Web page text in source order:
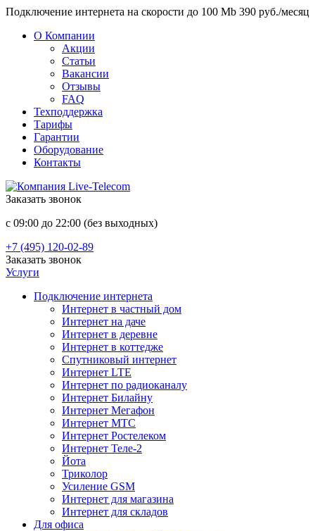
Подключение интернета на скорости до 100 Mb 390 руб./месяц
О Компании
Акции
Статьи
Вакансии
Отзывы
FAQ
Техподдержка
Тарифы
Гарантии
Оборудование
Контакты
Заказать звонок
с 09:00 до 22:00 (без выходных)
+7 (495) 120-02-89
Заказать звонок
Услуги
Подключение интернета
Интернет в частный дом
Интернет на даче
Интернет в деревне
Интернет в коттедже
Спутниковый интернет
Интернет LTE
Интернет по радиоканалу
Интернет Билайну
Интернет Мегафон
Интернет МТС
Интернет Ростелеком
Интернет Теле-2
Йота
Триколор
Усиление GSM
Интернет для магазина
Интернет для складов
Для офиса